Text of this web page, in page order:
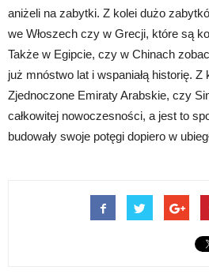
aniżeli na zabytki. Z kolei dużo
we Włoszech czy w Grecji, które są
Także w Egipcie, czy w Chinach
już mnóstwo lat i wspaniałą historię. Z
Zjednoczone Emiraty Arabskie, czy
całkowitej nowoczesności, a jest to
budowały swoje potęgi dopiero w